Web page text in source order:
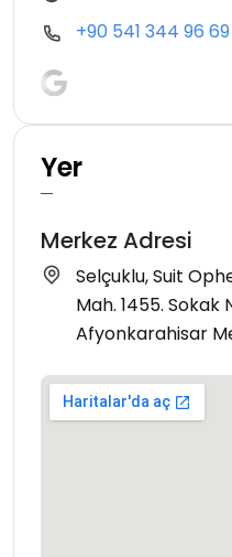
+90 541 344 96 69
Yer
Merkez Adresi
Selçuklu, Suit
Mah. 1455. Sokak
Afyonkarahisar